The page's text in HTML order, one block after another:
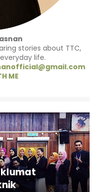
stories about TTC,
life.
ME